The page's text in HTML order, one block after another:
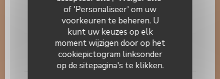
of 'Personaliseer' om uw
voorkeuren te beheren. U
kunt uw keuzes op elk
moment wijzigen door op het
cookiepictogram linksonder
op de sitepagina's te klikken.
Foie de veau, sauce balsamique, purée maison
18,00 EUR
Supions poêlés, pommes grenaille
19,00 EUR